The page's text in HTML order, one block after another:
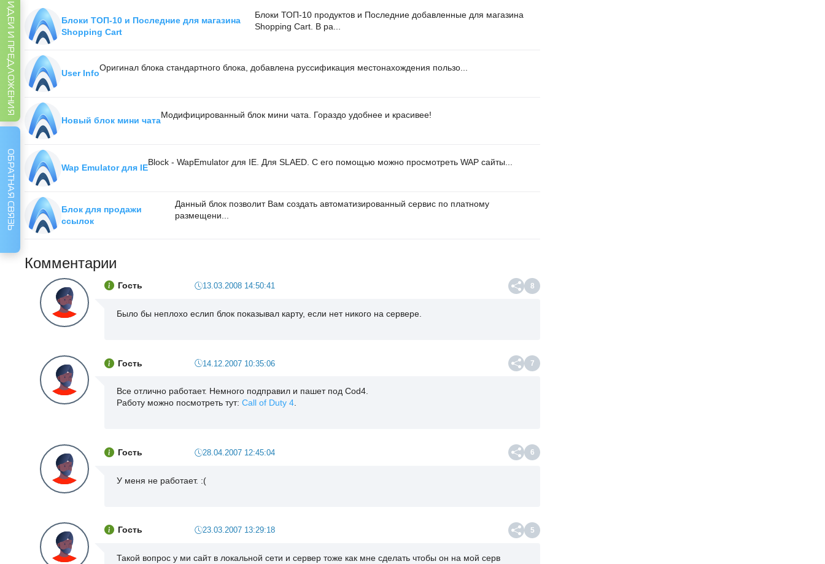
Блоки ТОП-10 и Последние для магазина
Shopping Cart
Блоки ТОП-10 продуктов и Последние добавленные для магазина
Shopping Cart. В ра...
User Info
Оригинал блока стандартного блока, добавлена руссификация местонахождения пользо...
Новый блок мини чата
Модифицированный блок мини чата. Гораздо удобнее и красивее!
Wap Emulator для IE
Block - WapEmulator для IE. Для SLAED. С его помощью можно просмотреть WAP сайты...
Блок для продажи
ссылок
Данный блок позволит Вам создать автоматизированный сервис по платному
размещени...
Комментарии
Гость 13.03.2008 14:50:41 8
Было бы неплохо еслип блок показывал карту, если нет никого на сервере.
Гость 14.12.2007 10:35:06 7
Все отлично работает. Немного подправил и пашет под Cod4.
Работу можно посмотреть тут: Call of Duty 4.
Гость 28.04.2007 12:45:04 6
У меня не работает. :(
Гость 23.03.2007 13:29:18 5
Такой вопрос у ми сайт в локальной сети и сервер тоже как мне сделать чтобы он на мой серв
ИДЕИ И ПРЕДЛОЖЕНИЯ
ОБРАТНАЯ СВЯЗЬ